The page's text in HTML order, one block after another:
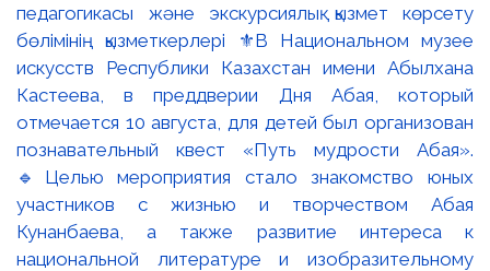
педагогикасы және экскурсиялық қызмет көрсету
бөлімінің қызметкерлері ⚜️В Национальном музее
искусств Республики Казахстан имени Абылхана
Кастеева, в преддверии Дня Абая, который
отмечается 10 августа, для детей был организован
познавательный квест «Путь мудрости Абая».
🔹Целью мероприятия стало знакомство юных
участников с жизнью и творчеством Абая
Кунанбаева, а также развитие интереса к
национальной литературе и изобразительному